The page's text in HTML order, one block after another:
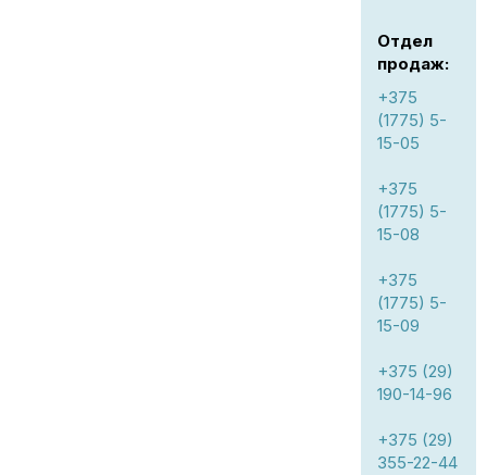
Отдел
продаж:
+375
(1775) 5-
15-05
+375
(1775) 5-
15-08
+375
(1775) 5-
15-09
+375 (29)
190-14-96
+375 (29)
355-22-44